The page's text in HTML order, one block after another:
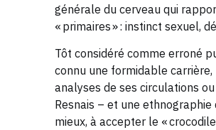
générale du cerveau qui
« primaires » : instinct sexuel,
Tôt considéré comme erroné
connu une formidable
analyses de ses circulations
Resnais – et une
mieux, à accepter le «